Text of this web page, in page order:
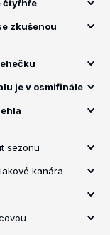
čtyřhře
zkušenou
je v osmifinále
sezonu
kanára